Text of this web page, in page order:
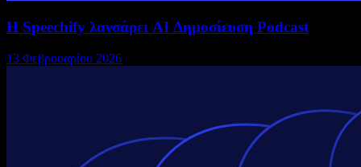
Η Speechify λανσάρει AI Δημοσίευση Podcast
13 Φεβρουαρίου 2026